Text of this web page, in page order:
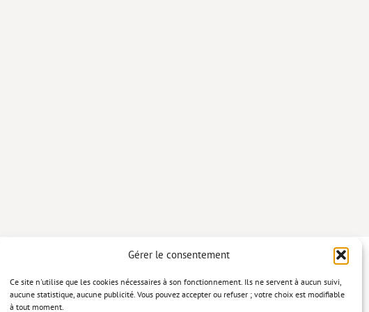
Gérer le consentement
Ce site n'utilise que les cookies nécessaires à son fonctionnement. Ils ne servent à aucun suivi,
aucune statistique, aucune publicité. Vous pouvez accepter ou refuser ; votre choix est modifiable
à tout moment.
Politique de confidentialité